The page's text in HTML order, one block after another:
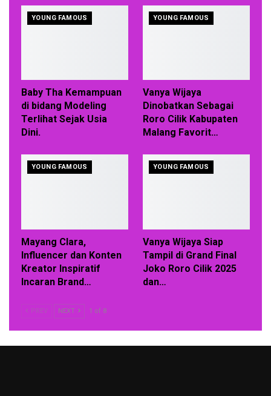
YOUNG FAMOUS
Baby Tha Kemampuan
di bidang Modeling
Terlihat Sejak Usia
Dini.
YOUNG FAMOUS
Vanya Wijaya
Dinobatkan Sebagai
Roro Cilik Kabupaten
Malang Favorit…
YOUNG FAMOUS
Mayang Clara,
Influencer dan Konten
Kreator Inspiratif
Incaran Brand…
YOUNG FAMOUS
Vanya Wijaya Siap
Tampil di Grand Final
Joko Roro Cilik 2025
dan…
PREV NEXT 1 of 8